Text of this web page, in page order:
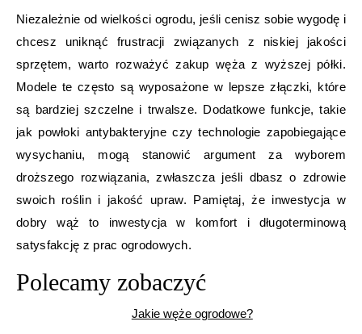
Niezależnie od wielkości ogrodu, jeśli cenisz sobie wygodę i
chcesz uniknąć frustracji związanych z niskiej jakości
sprzętem, warto rozważyć zakup węża z wyższej półki.
Modele te często są wyposażone w lepsze złączki, które
są bardziej szczelne i trwalsze. Dodatkowe funkcje, takie
jak powłoki antybakteryjne czy technologie zapobiegające
wysychaniu, mogą stanowić argument za wyborem
droższego rozwiązania, zwłaszcza jeśli dbasz o zdrowie
swoich roślin i jakość upraw. Pamiętaj, że inwestycja w
dobry wąż to inwestycja w komfort i długoterminową
satysfakcję z prac ogrodowych.
Polecamy zobaczyć
Jakie węże ogrodowe?